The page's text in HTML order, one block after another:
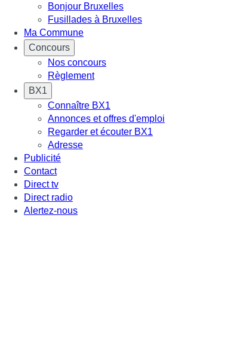
Bonjour Bruxelles
Fusillades à Bruxelles
Ma Commune
Concours
Nos concours
Règlement
BX1
Connaître BX1
Annonces et offres d'emploi
Regarder et écouter BX1
Adresse
Publicité
Contact
Direct tv
Direct radio
Alertez-nous